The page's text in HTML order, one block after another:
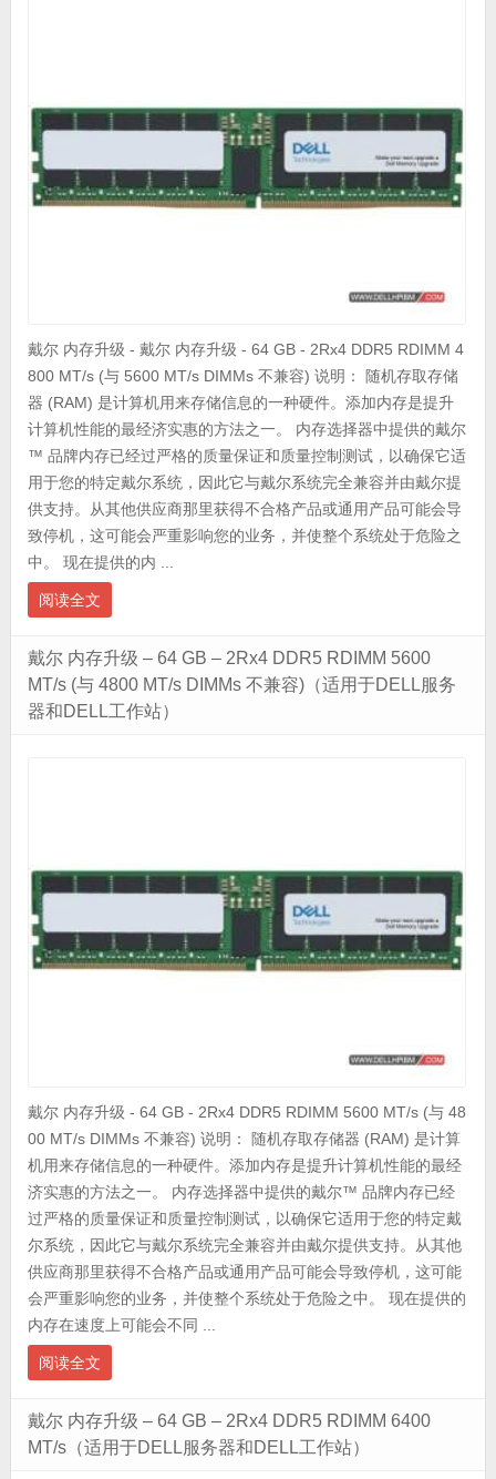
戴尔 内存升级 - 戴尔 内存升级 - 64 GB - 2Rx4 DDR5 RDIMM 4
800 MT/s (与 5600 MT/s DIMMs 不兼容) 说明： 随机存取存储
器 (RAM) 是计算机用来存储信息的一种硬件。添加内存是提升
计算机性能的最经济实惠的方法之一。 内存选择器中提供的戴尔
™ 品牌内存已经过严格的质量保证和质量控制测试，以确保它适
用于您的特定戴尔系统，因此它与戴尔系统完全兼容并由戴尔提
供支持。从其他供应商那里获得不合格产品或通用产品可能会导
致停机，这可能会严重影响您的业务，并使整个系统处于危险之
中。 现在提供的内 ...
阅读全文
戴尔 内存升级 – 64 GB – 2Rx4 DDR5 RDIMM 5600
MT/s (与 4800 MT/s DIMMs 不兼容)（适用于DELL服务
器和DELL工作站）
戴尔 内存升级 - 64 GB - 2Rx4 DDR5 RDIMM 5600 MT/s (与 48
00 MT/s DIMMs 不兼容) 说明： 随机存取存储器 (RAM) 是计算
机用来存储信息的一种硬件。添加内存是提升计算机性能的最经
济实惠的方法之一。 内存选择器中提供的戴尔™ 品牌内存已经
过严格的质量保证和质量控制测试，以确保它适用于您的特定戴
尔系统，因此它与戴尔系统完全兼容并由戴尔提供支持。从其他
供应商那里获得不合格产品或通用产品可能会导致停机，这可能
会严重影响您的业务，并使整个系统处于危险之中。 现在提供的
内存在速度上可能会不同 ...
阅读全文
戴尔 内存升级 – 64 GB – 2Rx4 DDR5 RDIMM 6400
MT/s（适用于DELL服务器和DELL工作站）